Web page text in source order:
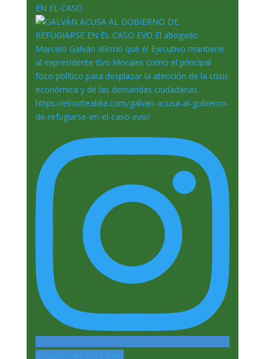
EN EL CASO
Siguenos en Instagram